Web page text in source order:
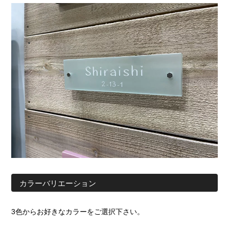
カラーバリエーション
3色からお好きなカラーをご選択下さい。